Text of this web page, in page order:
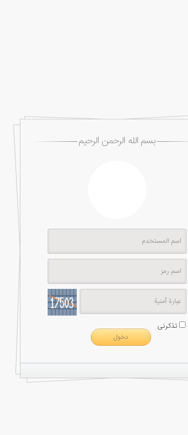
بسم الله الرحمن الرحیم
تذكرنى